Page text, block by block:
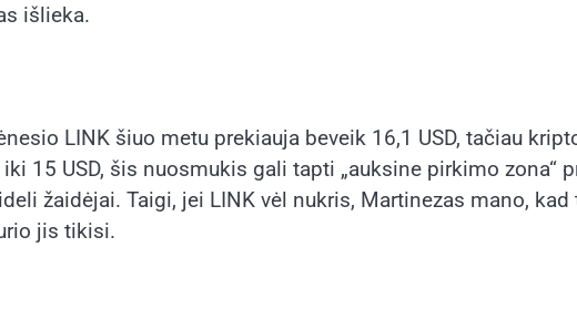
išlieka.
LINK šiuo metu prekiauja beveik 16,1 USD, tačiau
15 USD, šis nuosmukis gali tapti „auksine pirkimo
žaidėjai. Taigi, jei LINK vėl nukris, Martinezas mano,
jis tikisi.